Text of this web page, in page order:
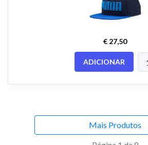
€ 27,50
ADICIONAR
Mais Produtos